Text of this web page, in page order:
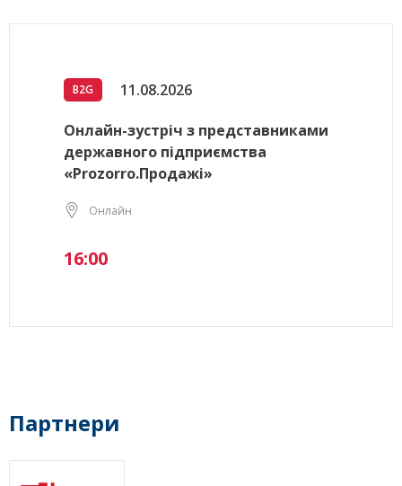
B2G 11.08.2026
Онлайн-зустріч з представниками
державного підприємства
«Prozorro.Продажі»
Онлайн
16:00
Партнери